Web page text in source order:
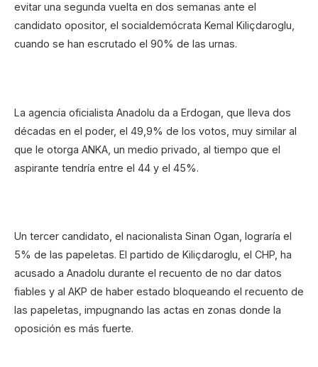
evitar una segunda vuelta en dos semanas ante el
candidato opositor, el socialdemócrata Kemal Kiliçdaroglu,
cuando se han escrutado el 90% de las urnas.
La agencia oficialista Anadolu da a Erdogan, que lleva dos
décadas en el poder, el 49,9% de los votos, muy similar al
que le otorga ANKA, un medio privado, al tiempo que el
aspirante tendría entre el 44 y el 45%.
Un tercer candidato, el nacionalista Sinan Ogan, lograría el
5% de las papeletas. El partido de Kiliçdaroglu, el CHP, ha
acusado a Anadolu durante el recuento de no dar datos
fiables y al AKP de haber estado bloqueando el recuento de
las papeletas, impugnando las actas en zonas donde la
oposición es más fuerte.